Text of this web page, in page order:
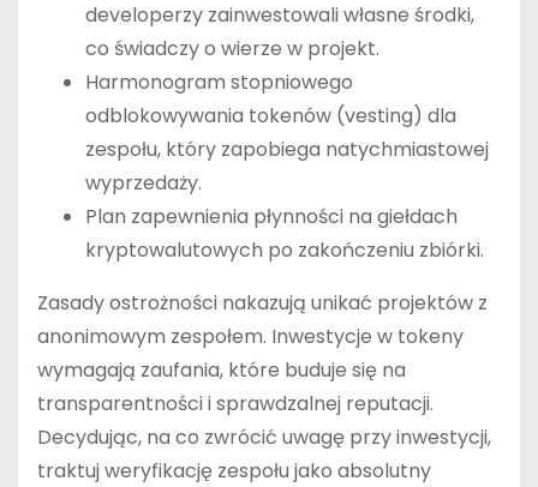
developerzy zainwestowali własne środki,
co świadczy o wierze w projekt.
Harmonogram stopniowego
odblokowywania tokenów (vesting) dla
zespołu, który zapobiega natychmiastowej
wyprzedaży.
Plan zapewnienia płynności na giełdach
kryptowalutowych po zakończeniu zbiórki.
Zasady ostrożności nakazują unikać projektów z
anonimowym zespołem. Inwestycje w tokeny
wymagają zaufania, które buduje się na
transparentności i sprawdzalnej reputacji.
Decydując, na co zwrócić uwagę przy inwestycji,
traktuj weryfikację zespołu jako absolutny